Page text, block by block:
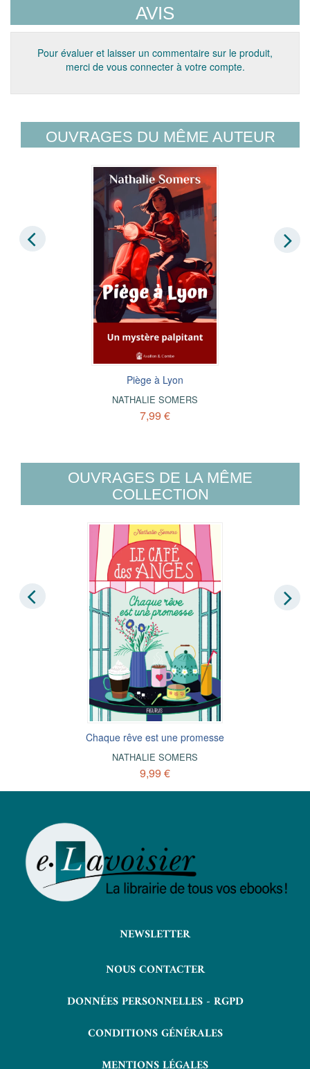
AVIS
Pour évaluer et laisser un commentaire sur le produit,
merci de vous connecter à votre compte.
OUVRAGES DU MÊME AUTEUR
Piège à Lyon
NATHALIE SOMERS
7,99 €
OUVRAGES DE LA MÊME
COLLECTION
Chaque rêve est une promesse
NATHALIE SOMERS
9,99 €
NEWSLETTER
NOUS CONTACTER
DONNÉES PERSONNELLES - RGPD
CONDITIONS GÉNÉRALES